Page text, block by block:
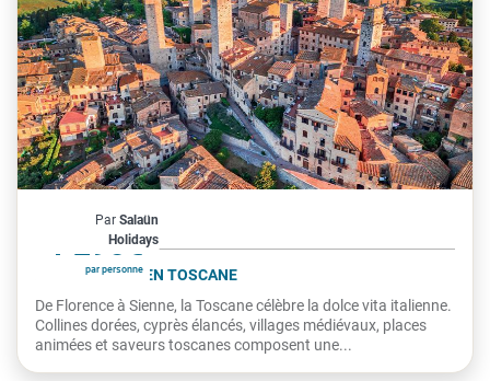
À partir de
1 295€
par personne
Par Salaün
Holidays
LA DOLCE VITA EN TOSCANE
De Florence à Sienne, la Toscane célèbre la dolce vita italienne.
Collines dorées, cyprès élancés, villages médiévaux, places
animées et saveurs toscanes composent une...